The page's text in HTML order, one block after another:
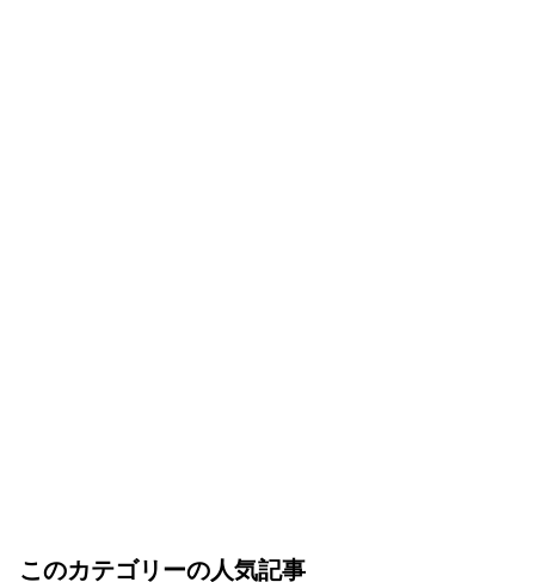
このカテゴリーの人気記事